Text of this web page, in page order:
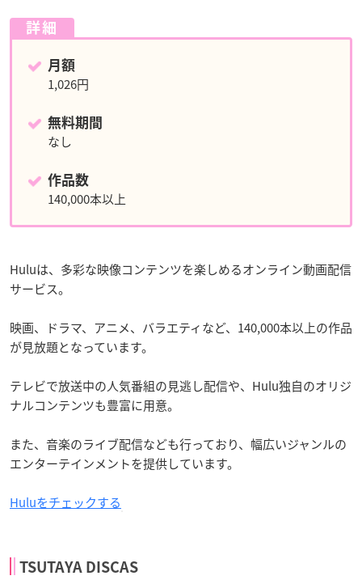
詳細
月額
1,026円
無料期間
なし
作品数
140,000本以上
Huluは、多彩な映像コンテンツを楽しめるオンライン動画配信
サービス。
映画、ドラマ、アニメ、バラエティなど、140,000本以上の作品
が見放題となっています。
テレビで放送中の人気番組の見逃し配信や、Hulu独自のオリジ
ナルコンテンツも豊富に用意。
また、音楽のライブ配信なども行っており、幅広いジャンルの
エンターテインメントを提供しています。
Huluをチェックする
TSUTAYA DISCAS